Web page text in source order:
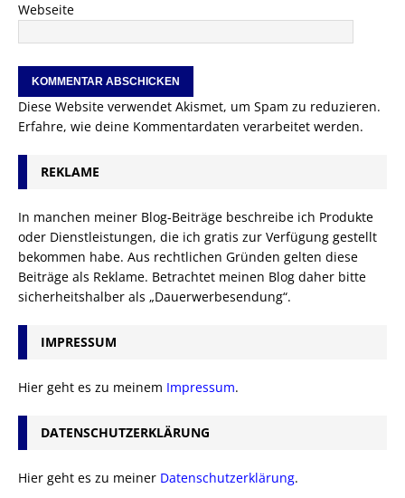
Webseite
Diese Website verwendet Akismet, um Spam zu reduzieren.
Erfahre, wie deine Kommentardaten verarbeitet werden.
REKLAME
In manchen meiner Blog-Beiträge beschreibe ich Produkte
oder Dienstleistungen, die ich gratis zur Verfügung gestellt
bekommen habe. Aus rechtlichen Gründen gelten diese
Beiträge als Reklame. Betrachtet meinen Blog daher bitte
sicherheitshalber als „Dauerwerbesendung“.
IMPRESSUM
Hier geht es zu meinem Impressum.
DATENSCHUTZERKLÄRUNG
Hier geht es zu meiner Datenschutzerklärung.